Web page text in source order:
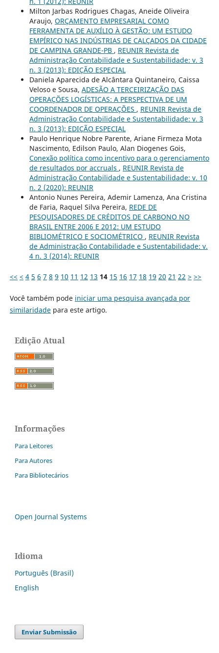
Milton Jarbas Rodrigues Chagas, Aneide Oliveira
Araujo, ORÇAMENTO EMPRESARIAL COMO
FERRAMENTA DE AUXÍLIO À GESTÃO: UM ESTUDO
EMPÍRICO NAS INDÚSTRIAS DE CALÇADOS DA CIDADE
DE CAMPINA GRANDE-PB , REUNIR Revista de
Administração Contabilidade e Sustentabilidade: v. 3
n. 3 (2013): EDIÇÃO ESPECIAL
Daniela Aparecida de Alcântara Quintaneiro, Caissa
Veloso e Sousa, ADESÃO A TERCEIRIZAÇÃO DAS
OPERAÇÕES LOGÍSTICAS: A PERSPECTIVA DE UM
COORDENADOR DE OPERAÇÕES , REUNIR Revista de
Administração Contabilidade e Sustentabilidade: v. 3
n. 3 (2013): EDIÇÃO ESPECIAL
Paulo Henrique Nobre Parente, Ariane Firmeza Mota
Nascimento, Edilson Paulo, Alan Diogenes Gois,
Conexão política como incentivo para o gerenciamento
de resultados por accruals , REUNIR Revista de
Administração Contabilidade e Sustentabilidade: v. 10
n. 2 (2020): REUNIR
Antonio Nunes Pereira, Ademir Lamenza, Ana Cristina
de Faria, Raquel Silva Pereira, REDE DE
PESQUISADORES DE CRÉDITOS DE CARBONO NO
BRASIL ENTRE 2006 E 2012: UM ESTUDO
BIBLIOMÉTRICO E SOCIOMÉTRICO , REUNIR Revista
de Administração Contabilidade e Sustentabilidade: v.
4 n. 3 (2014): REUNIR
<< < 4 5 6 7 8 9 10 11 12 13 14 15 16 17 18 19 20 21 22 > >>
Você também pode iniciar uma pesquisa avançada por
similaridadepara este artigo.
Edição Atual
Informações
Para Leitores
Para Autores
Para Bibliotecários
Open Journal Systems
Idioma
Português (Brasil)
English
Enviar Submissão